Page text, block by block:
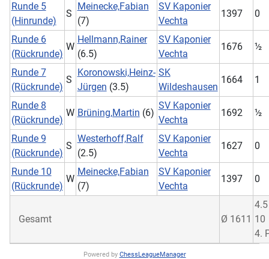
Runde 5
(Hinrunde)
S
Meinecke,Fabian
(7)
SV Kaponier
Vechta
1397 0
Runde 6
(Rückrunde)
W
Hellmann,Rainer
(6.5)
SV Kaponier
Vechta
1676 ½
Runde 7
(Rückrunde)
S
Koronowski,Heinz-
Jürgen (3.5)
SK
Wildeshausen
1664 1
Runde 8
(Rückrunde)
W Brüning,Martin (6)
SV Kaponier
Vechta
1692 ½
Runde 9
(Rückrunde)
S
Westerhoff,Ralf
(2.5)
SV Kaponier
Vechta
1627 0
Runde 10
(Rückrunde)
W
Meinecke,Fabian
(7)
SV Kaponier
Vechta
1397 0
Gesamt Ø 1611 10
4.
Powered by ChessLeagueManager